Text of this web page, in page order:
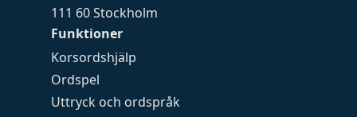
Funktioner
Korsordshjälp
Ordspel
Uttryck och ordspråk
111 60 Stockholm